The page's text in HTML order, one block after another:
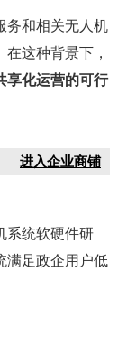
务和相关无人机
这种背景下，
享化运营的可行
进入企业商铺
系统软硬件研
满足政企用户低